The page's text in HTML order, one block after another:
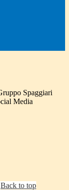
Spaggiari
Media
Back to top